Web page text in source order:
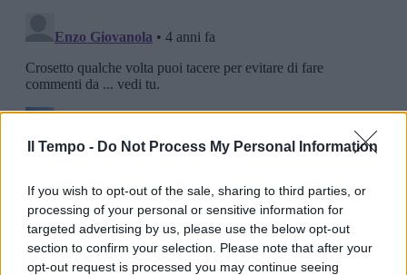
Il Tempo - Do Not Process My Personal Information
If you wish to opt-out of the sale, sharing to third parties, or
processing of your personal or sensitive information for
targeted advertising by us, please use the below opt-out
section to confirm your selection. Please note that after your
opt-out request is processed you may continue seeing